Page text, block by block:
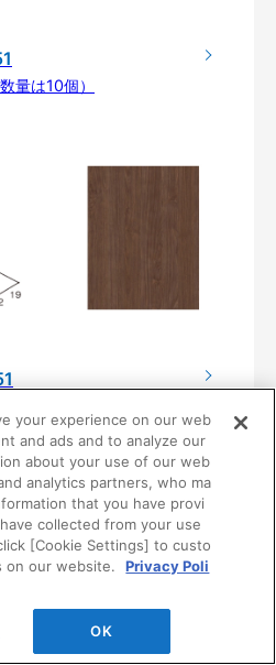
量は10個）
your experience on our web
and ads and to analyze our
about your use of our web
analytics partners, who ma
that you have provi
collected from your use
[Cookie Settings] to custo
on our website.
Privacy Poli
OK